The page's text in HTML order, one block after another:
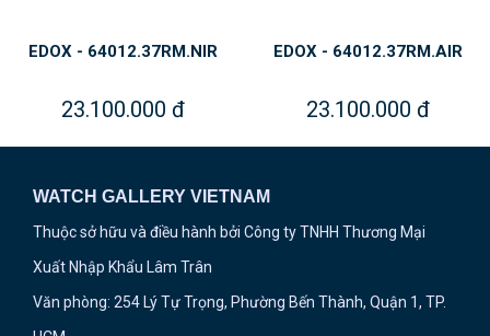
EDOX - 64012.37RM.NIR
23.100.000 đ
EDOX - 64012.37RM.AIR
23.100.000 đ
WATCH GALLERY VIETNAM
Thuộc sở hữu và điều hành bởi Công ty TNHH Thương Mại
Xuất Nhập Khẩu Lâm Trân
Văn phòng: 254 Lý Tự Trọng, Phường Bến Thành, Quận 1, TP.